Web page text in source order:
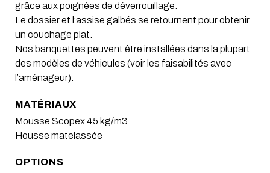
grâce aux poignées de déverrouillage.
Le dossier et l’assise galbés se retournent pour obtenir
un couchage plat.
Nos banquettes peuvent être installées dans la plupart
des modèles de véhicules (voir les faisabilités avec
l’aménageur).
MATÉRIAUX
Mousse Scopex 45 kg/m3
Housse matelassée
OPTIONS